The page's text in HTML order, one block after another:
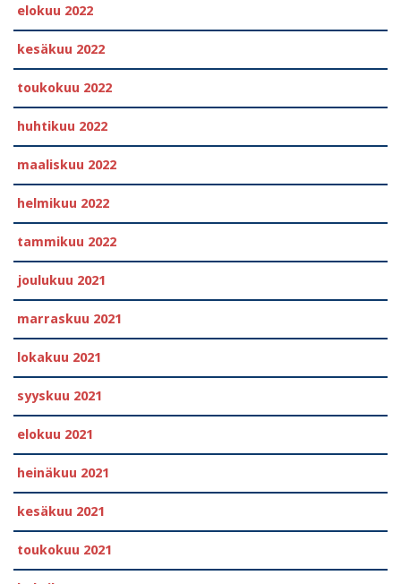
elokuu 2022
kesäkuu 2022
toukokuu 2022
huhtikuu 2022
maaliskuu 2022
helmikuu 2022
tammikuu 2022
joulukuu 2021
marraskuu 2021
lokakuu 2021
syyskuu 2021
elokuu 2021
heinäkuu 2021
kesäkuu 2021
toukokuu 2021